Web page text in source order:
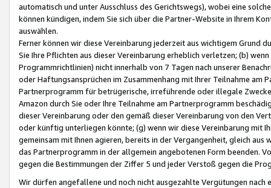
automatisch und unter Ausschluss des Gerichtswegs), wobei eine
können kündigen, indem Sie sich über die Partner-Website in Ihrem
auswählen.
Ferner können wir diese Vereinbarung jederzeit aus wichtigem Grund
Sie Ihre Pflichten aus dieser Vereinbarung erheblich verletzen; (b)
Programmrichtlinien) nicht innerhalb von 7 Tagen nach unserer
oder Haftungsansprüchen im Zusammenhang mit Ihrer Teilnahme am
Partnerprogramm für betrügerische, irreführende oder illegale
Amazon durch Sie oder Ihre Teilnahme am Partnerprogramm
dieser Vereinbarung oder den gemäß dieser Vereinbarung von den
oder künftig unterliegen könnte; (g) wenn wir diese Vereinbarung mit
gemeinsam mit Ihnen agieren, bereits in der Vergangenheit, gleich
das Partnerprogramm in der allgemein angebotenen Form beenden.
gegen die Bestimmungen der Ziffer 5 und jeder Verstoß gegen die
Wir dürfen angefallene und noch nicht ausgezahlte Vergütungen